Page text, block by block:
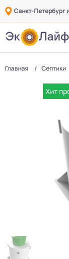
Санкт-Петербург
Главная Септики
Хит